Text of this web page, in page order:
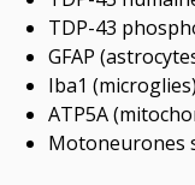
TDP-43
GFAP
Iba1 (microglies)
ATP5A
Motoneurones